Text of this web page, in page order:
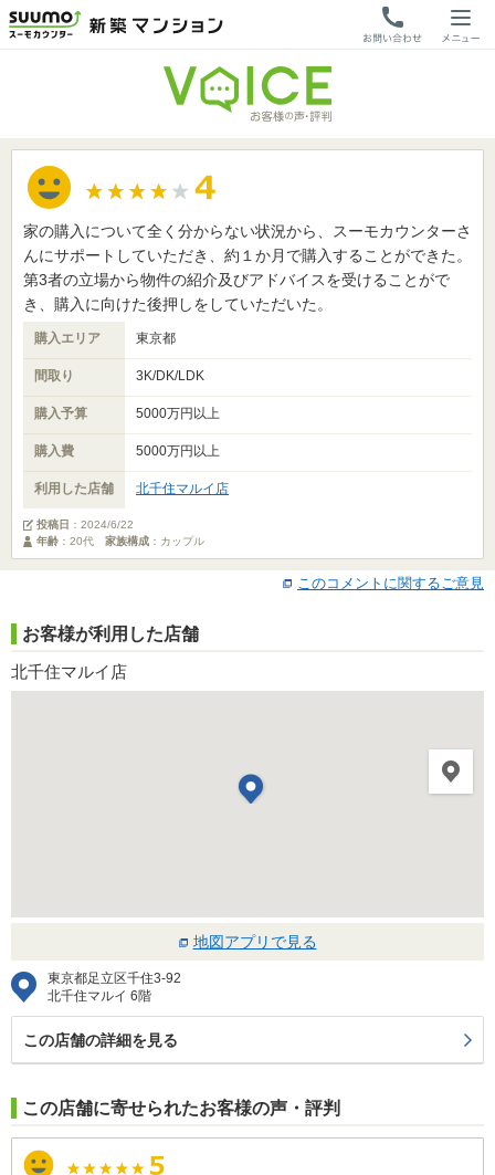
家の購入について全く分からない状況から、スーモカウンターさ
んにサポートしていただき、約１か月で購入することができた。
第3者の立場から物件の紹介及びアドバイスを受けることがで
き、購入に向けた後押しをしていただいた。
購入エリア 東京都
間取り 3K/DK/LDK
購入予算 5000万円以上
購入費 5000万円以上
利用した店舗 北千住マルイ店
投稿日 ： 2024/6/22
年齢 ：20代 家族構成 ：カップル
このコメントに関するご意見
お客様が利用した店舗
北千住マルイ店
地図アプリで見る
東京都足立区千住3-92
北千住マルイ 6階
この店舗の詳細を見る
この店舗に寄せられたお客様の声・評判